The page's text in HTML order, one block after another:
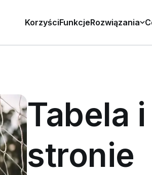
KorzyściFunkcjeRozwiązania
Tabela
stronie